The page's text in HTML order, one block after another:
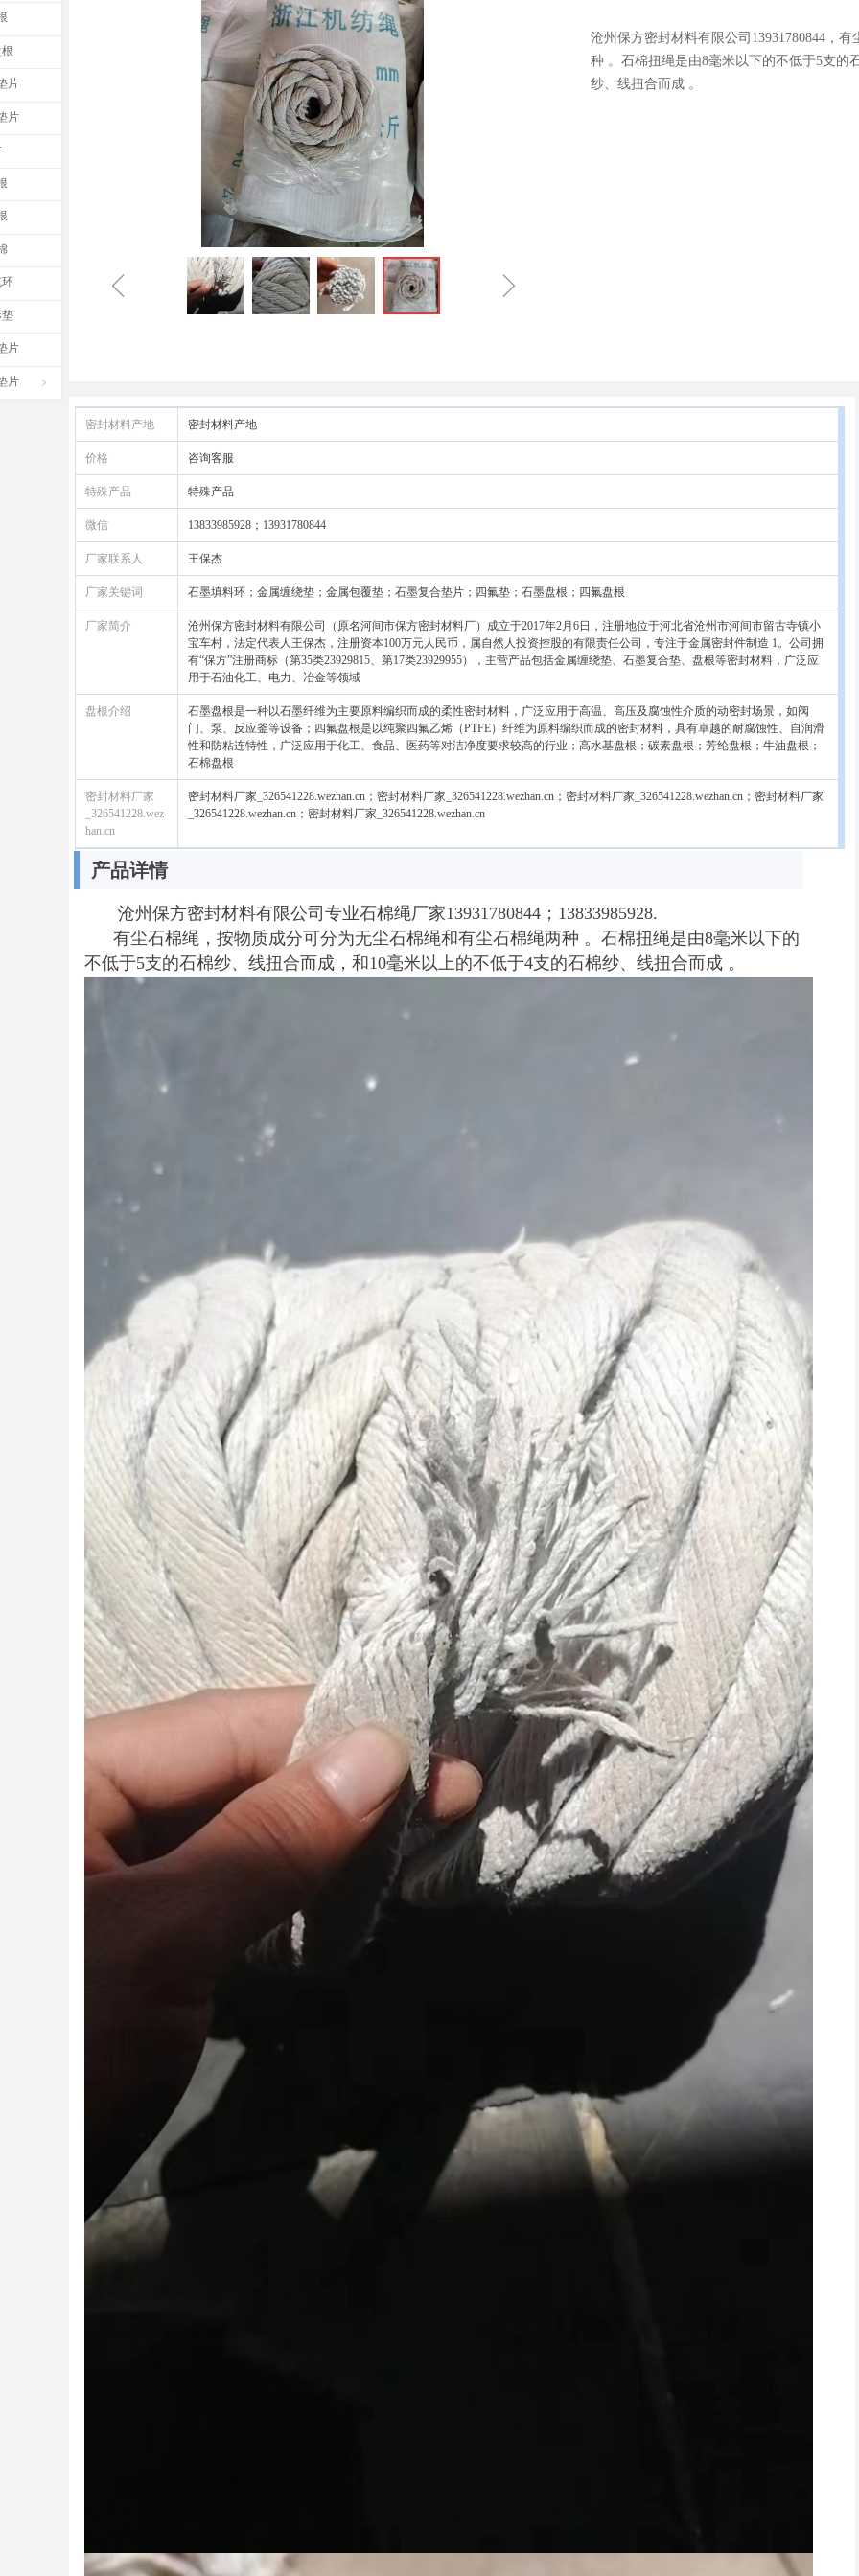
ꁆ ꁇ
沧州保方密封材料有限公司13931780844，
种 。石棉扭绳是由8毫米以下的不低于5支的
纱、线扭合而成 。
片
片
片
ꁇ
片
产品详情
沧州保方密封材料有限公司专业石棉绳厂家13931780844；13833985928.
有尘石棉绳，按物质成分可分为无尘石棉绳和有尘石棉绳两种 。石棉扭绳是由8毫米以下的
不低于5支的石棉纱、线扭合而成，和10毫米以上的不低于4支的石棉纱、线扭合而成 。
密封材料产地 密封材料产地
价格 咨询客服
特殊产品 特殊产品
微信 13833985928；13931780844
厂家联系人 王保杰
厂家关键词 石墨填料环；金属缠绕垫；金属包覆垫；石墨复合垫片；四氟垫；石墨盘根；四氟盘根
厂家简介
沧州保方密封材料有限公司（原名河间市保方密封材料厂）成立于2017年2月6日，注册地位于河北省沧州市河间市留古寺镇小
宝车村，法定代表人王保杰，注册资本100万元人民币，属自然人投资控股的有限责任公司，专注于金属密封件制造‌ 1。公司拥
有“保方”注册商标（第35类23929815、第17类23929955），主营产品包括金属缠绕垫、石墨复合垫、盘根等密封材料，广泛应
用于石油化工、电力、冶金等领域‌
盘根介绍
石墨盘根是一种以石墨纤维为主要原料编织而成的柔性密封材料，广泛应用于高温、高压及腐蚀性介质的动密封场景，如阀
门、泵、反应釜等设备‌；四氟盘根是以纯聚四氟乙烯（PTFE）纤维为原料编织而成的密封材料，具有卓越的耐腐蚀性、自润滑
性和防粘连特性，广泛应用于化工、食品、医药等对洁净度要求较高的行业‌；高水基盘根；碳素盘根；芳纶盘根；牛油盘根；
石棉盘根
密封材料厂家
_326541228.wez
han.cn
密封材料厂家_326541228.wezhan.cn；密封材料厂家_326541228.wezhan.cn；密封材料厂家_326541228.wezhan.cn；密封材料厂家
_326541228.wezhan.cn；密封材料厂家_326541228.wezhan.cn